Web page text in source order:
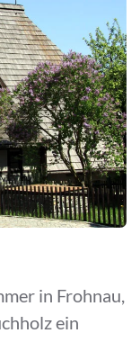
in Frohnau,
ein